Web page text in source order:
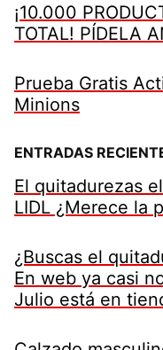
¡10.000
TOTAL! PÍDELA
Prueba Gratis
Minions
ENTRADAS
El quitadurezas
LIDL ¿Merece la
¿Buscas el
En web ya casi
Julio está en